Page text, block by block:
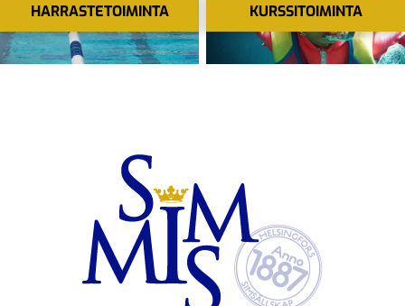
HARRASTETOIMINTA KURSSITOIMINTA